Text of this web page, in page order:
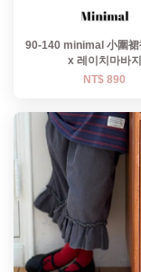
90-140 minimal 小圍
x 레이치마바지
NT$ 890